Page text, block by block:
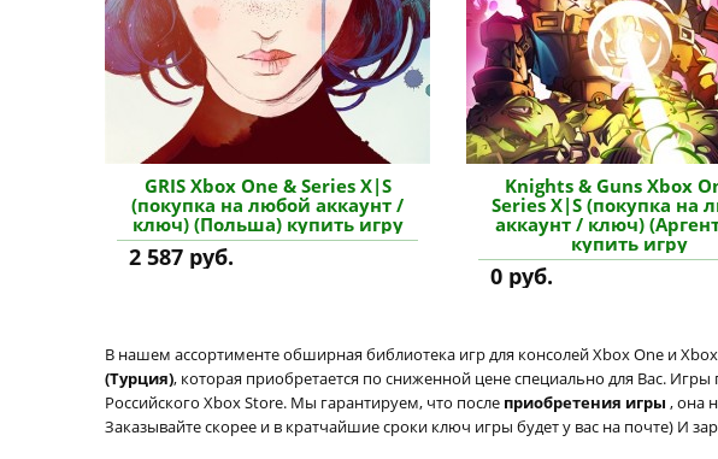
GRIS Xbox One & Series X|S
(покупка на любой аккаунт /
ключ) (Польша) купить игру
2 587 руб.
Knights & Guns Xbox
Series X|S (покупка на
аккаунт / ключ)
купить игру
0 руб.
В нашем ассортименте обширная библиотека игр для консолей Xbox One и
(Турция), которая приобретается по сниженной цене специально для Вас.
Российского Xbox Store. Мы гарантируем, что после приобретения игры , она
Заказывайте скорее и в кратчайшие сроки ключ игры будет у вас на почте) И